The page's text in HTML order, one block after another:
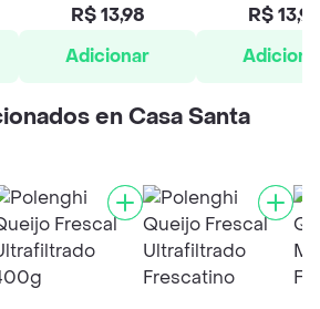
R$ 13,98
Adicionar
R$
en Casa Santa